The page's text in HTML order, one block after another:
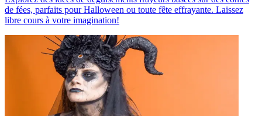
de fées, parfaits pour Halloween ou toute fête effrayante. Laissez
libre cours à votre imagination!